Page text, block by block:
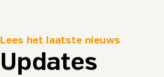
Lees het laatste nieuws
Updates